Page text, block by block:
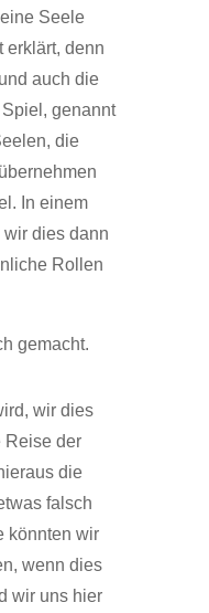
Seele
erklärt, denn
auch die
genannt
die
In einem
dies dann
Rollen
wir dies
Reise der
die
falsch
könnten wir
wenn dies
wir uns hier